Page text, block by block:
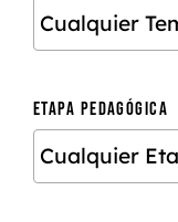
ETAPA PEDAGÓGICA